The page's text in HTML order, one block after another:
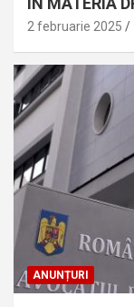
2 februarie 2025
ANUNȚURI